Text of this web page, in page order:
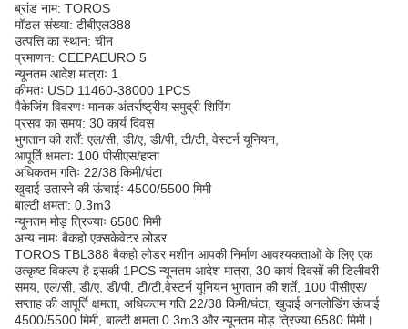
ब्रांड नाम: TOROS
मॉडल संख्या: टीबीएल388
उत्पत्ति का स्थान: चीन
प्रमाणन: CEEPAEURO 5
न्यूनतम आदेश मात्राः 1
कीमतः USD 11460-38000 1PCS
पैकेजिंग विवरणः मानक अंतर्राष्ट्रीय समुद्री शिपिंग
प्रसव का समय: 30 कार्य दिवस
भुगतान की शर्तें: एल/सी, डी/ए, डी/पी, टी/टी, वेस्टर्न यूनियन,
आपूर्ति क्षमताः 100 पीसीएस/हप्ता
अधिकतम गतिः 22/38 किमी/घंटा
खुदाई उतारने की ऊंचाईः 4500/5500 मिमी
बाल्टी क्षमता: 0.3m3
न्यूनतम मोड़ त्रिज्याः 6580 मिमी
अन्य नामः बैकहो एक्सकेवेटर लोडर
TOROS TBL388 बैकहो लोडर मशीन आपकी निर्माण आवश्यकताओं के लिए एक
उत्कृष्ट विकल्प है इसकी 1PCS न्यूनतम आदेश मात्रा, 30 कार्य दिवसों की डिलीवरी
समय, एल/सी, डी/ए, डी/पी, टी/टी,वेस्टर्न यूनियन भुगतान की शर्तें, 100 पीसीएस/
सप्ताह की आपूर्ति क्षमता, अधिकतम गति 22/38 किमी/घंटा, खुदाई अनलोडिंग ऊंचाई
4500/5500 मिमी, बाल्टी क्षमता 0.3m3 और न्यूनतम मोड़ त्रिज्या 6580 मिमी।